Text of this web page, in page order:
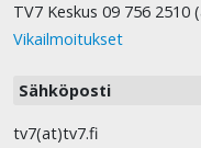
TV7 Keskus 09 756 2510
Vikailmoitukset
Sähköposti
tv7(at)tv7.fi